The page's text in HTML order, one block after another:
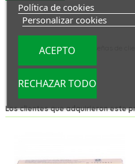
No hay reseñas de
Los clientes que adquirieron este
Política de cookies
Personalizar cookies
RECHAZAR TODO
ACEPTO